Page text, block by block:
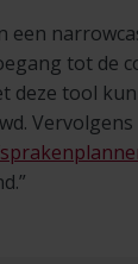
een
tot de
deze tool